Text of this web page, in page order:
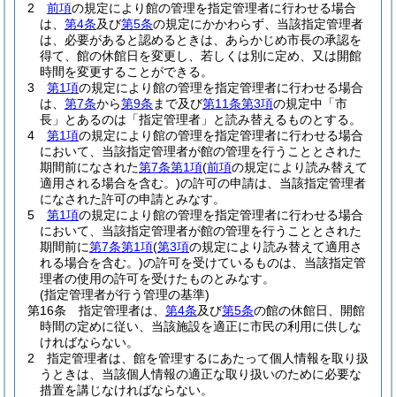
2
前項の規定により館の管理を指定管理者に行わせる場合
は、 第4条及び第5条の規定にかかわらず、当該指定管理者
は、必要があると認めるときは、あらかじめ市長の承認を
得て、館の休館日を変更し、若しくは別に定め、又は開館
時間を変更することができる。
3
第1項の規定により館の管理を指定管理者に行わせる場合
は、 第7条から第9条 まで及び第11条第3項の規定中「市
長」とあるのは「指定管理者」と読み替えるものとする。
4
第1項の規定により館の管理を指定管理者に行わせる場合
において、当該指定管理者が館の管理を行うこととされた
期間前になされた第7条第1項(前項の規定により読み替えて
適用される場合を含む。)の許可の申請は、当該指定管理者
になされた許可の申請とみなす。
5
第1項の規定により館の管理を指定管理者に行わせる場合
において、当該指定管理者が館の管理を行うこととされた
期間前に第7条第1項(第3項の規定により読み替えて適用さ
れる場合を含む。)の許可を受けているものは、当該指定管
理者の使用の許可を受けたものとみなす。
(指定管理者が行う管理の基準)
第16条
指定管理者は、 第4条及び第5条の館の休館日、開館
時間の定めに従い、当該施設を適正に市民の利用に供しな
ければならない。
2
指定管理者は、館を管理するにあたって個人情報を取り扱
うときは、当該個人情報の適正な取り扱いのために必要な
措置を講じなければならない。